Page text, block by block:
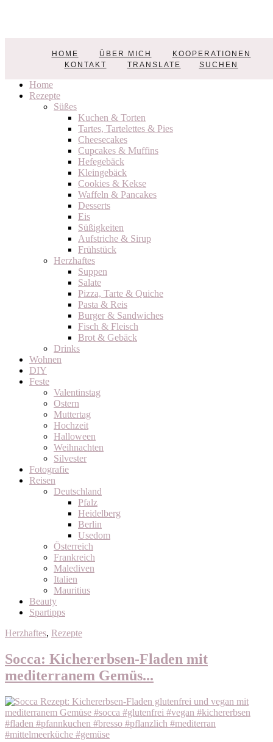
HOME ÜBER MICH
KOOPERATIONEN
KONTAKT
TRANSLATE SUCHEN
Food, Interior, DIY
Home
Rezepte
Süßes
Kuchen & Torten
Tartes, Tartelettes & Pies
Cheesecakes
Cupcakes & Muffins
Hefegebäck
Kleingebäck
Cookies & Kekse
Waffeln & Pancakes
Desserts
Eis
Süßigkeiten
Aufstriche & Sirup
Frühstück
Herzhaftes
Suppen
Salate
Pizza, Tarte & Quiche
Pasta & Reis
Burger & Sandwiches
Fisch & Fleisch
Brot & Gebäck
Drinks
Wohnen
DIY
Feste
Valentinstag
Ostern
Muttertag
Hochzeit
Halloween
Weihnachten
Silvester
Fotografie
Reisen
Deutschland
Pfalz
Heidelberg
Berlin
Usedom
Österreich
Frankreich
Malediven
Italien
Mauritius
Beauty
Spartipps
Herzhaftes, Rezepte
Socca: Kichererbsen-Fladen mit
mediterranem Gemüs...